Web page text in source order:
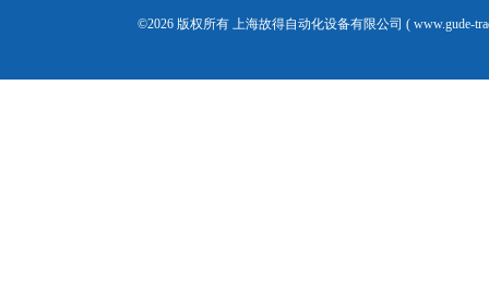
©2026 版权所有 上海故得自动化设备有限公司 ( www.gude-